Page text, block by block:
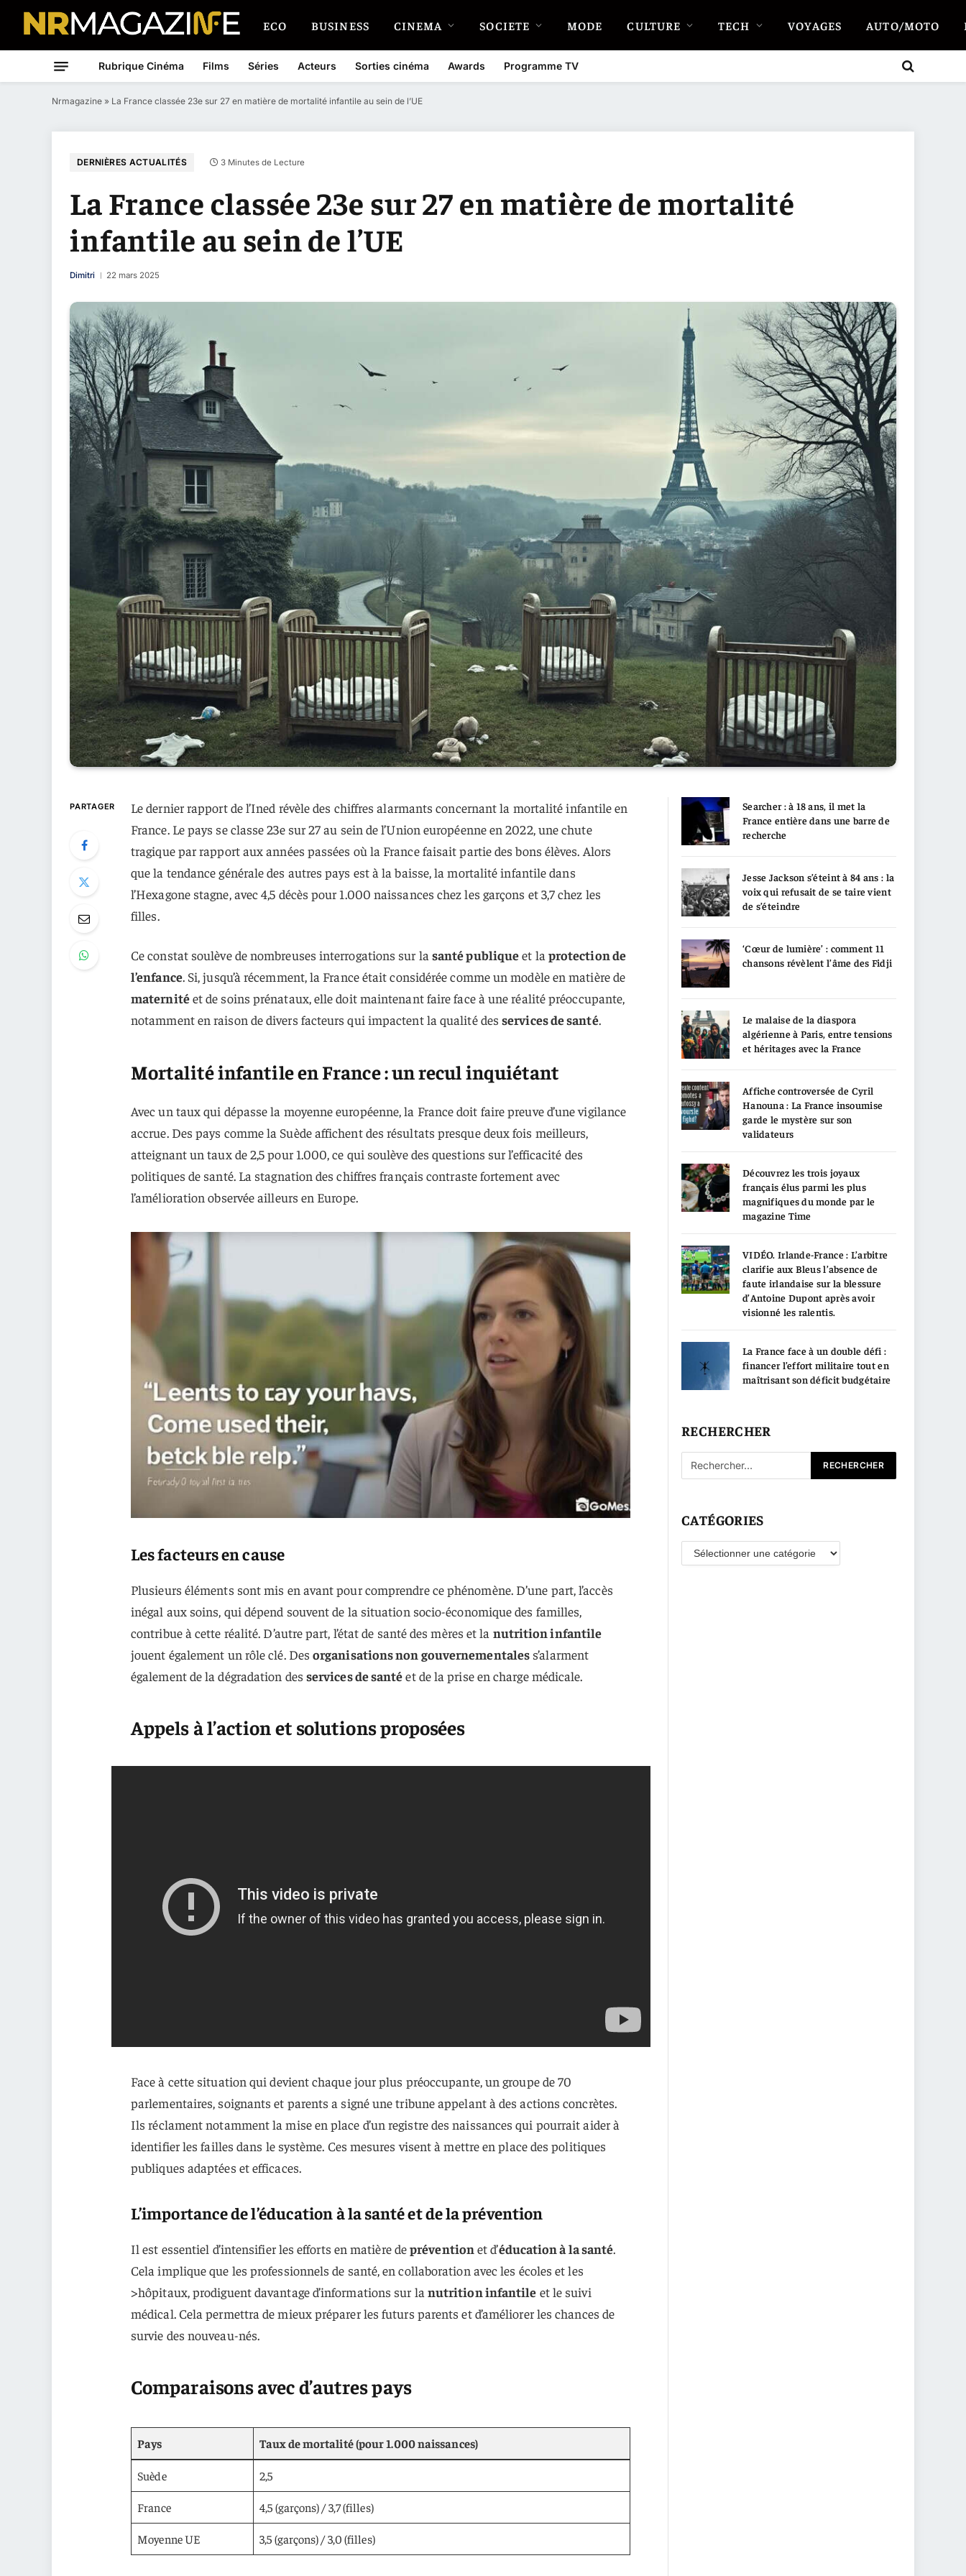
ECO BUSINESS CINEMA SOCIETE MODE CULTURE TECH VOYAGES AUTO/MOTO
Rubrique Cinéma Films Séries Acteurs Sorties cinéma Awards Programme TV
Nrmagazine » La France classée 23e sur 27 en matière de mortalité infantile au sein de l’UE
DERNIÈRES ACTUALITÉS 3 Minutes de Lecture
La France classée 23e sur 27 en matière de mortalité
infantile au sein de l’UE
Dimitri 22 mars 2025
PARTAGER
Le dernier rapport de l’Ined révèle des chiffres alarmants concernant la mortalité infantile en
France. Le pays se classe 23e sur 27 au sein de l’Union européenne en 2022, une chute
tragique par rapport aux années passées où la France faisait partie des bons élèves. Alors
que la tendance générale des autres pays est à la baisse, la mortalité infantile dans
l’Hexagone stagne, avec 4,5 décès pour 1.000 naissances chez les garçons et 3,7 chez les
filles.
Ce constat soulève de nombreuses interrogations sur la santé publiqueet la protection de
l’enfance. Si, jusqu’à récemment, la France était considérée comme un modèle en matière de
maternitéet de soins prénataux, elle doit maintenant faire face à une réalité préoccupante,
notamment en raison de divers facteurs qui impactent la qualité desservices de santé.
Mortalité infantile en France : un recul inquiétant
Avec un taux qui dépasse la moyenne européenne, la France doit faire preuve d’une vigilance
accrue. Des pays comme la Suède affichent des résultats presque deux fois meilleurs,
atteignant un taux de 2,5 pour 1.000, ce qui soulève des questions sur l’efficacité des
politiques de santé. La stagnation des chiffres français contraste fortement avec
l’amélioration observée ailleurs en Europe.
Les facteurs en cause
Plusieurs éléments sont mis en avant pour comprendre ce phénomène. D’une part, l’accès
inégal aux soins, qui dépend souvent de la situation socio-économique des familles,
contribue à cette réalité. D’autre part, l’état de santé des mères et la nutrition infantile
jouent également un rôle clé. Desorganisations non gouvernementales s’alarment
également de la dégradation des services de santéet de la prise en charge médicale.
Appels à l’action et solutions proposées
Face à cette situation qui devient chaque jour plus préoccupante, un groupe de 70
parlementaires, soignants et parents a signé une tribune appelant à des actions concrètes.
Ils réclament notamment la mise en place d’un registre des naissances qui pourrait aider à
identifier les failles dans le système. Ces mesures visent à mettre en place des politiques
publiques adaptées et efficaces.
L’importance de l’éducation à la santé et de la prévention
Il est essentiel d’intensifier les efforts en matière deprévention et d’éducation à la santé
Cela implique que les professionnels de santé, en collaboration avec les écoles et les
>hôpitaux, prodiguent davantage d’informations sur la nutrition infantile et le suivi
médical. Cela permettra de mieux préparer les futurs parents et d’améliorer les chances de
survie des nouveau-nés.
Comparaisons avec d’autres pays
Pays Taux de mortalité (pour 1.000 naissances)
Suède 2,5
France 4,5 (garçons) / 3,7 (filles)
Moyenne UE 3,5 (garçons) / 3,0 (filles)
Searcher : à 18 ans, il met la
France entière dans une barre de
recherche
Jesse Jackson s’éteint à 84 ans : la
voix qui refusait de se taire vient
de s’éteindre
‘Cœur de lumière’ : comment 11
chansons révèlent l’âme des Fidji
Le malaise de la diaspora
algérienne à Paris, entre tensions
et héritages avec la France
Affiche controversée de Cyril
Hanouna : La France insoumise
garde le mystère sur son
validateurs
Découvrez les trois joyaux
français élus parmi les plus
magnifiques du monde par le
magazine Time
VIDÉO. Irlande-France : L’arbitre
clarifie aux Bleus l’absence de
faute irlandaise sur la blessure
d’Antoine Dupont après avoir
visionné les ralentis.
La France face à un double défi :
financer l’effort militaire tout en
maîtrisant son déficit budgétaire
RECHERCHER
CATÉGORIES
Catégories